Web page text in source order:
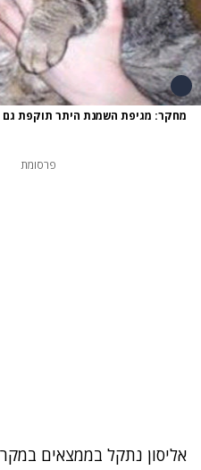
מחקר: מגיפת השמנת היתר תוקפת גם
פרסומת
אליסון נתקל בממצאים